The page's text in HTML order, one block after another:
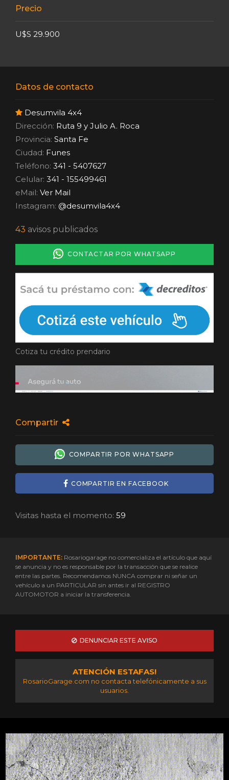
Precio
U$S 29.900
Datos de contacto
Desumvila 4x4
Dirección: Ruta 9 y Julio A. Roca
Provincia: Santa Fe
Ciudad: Funes
Teléfono: 341 - 5407627
Celular: 341 - 155499461
eMail: Ver Mail
Instagram: @desumvila4x4
43 avisos publicados
CONTACTAR POR WHATSAPP
Cotiza tu crédito prendario
Compartir
COMPARTIR POR WHATSAPP
COMPARTIR EN FACEBOOK
Visitas hasta el momento: 59
IMPORTANTE: Rosariogarage no comercializa el artículo que aquí
se anuncia y no es responsable por la transacción que se realice
entre las partes. Recomendamos NUNCA comprar ni señar un
vehículo a un PARTICULAR sin antes ir al REGISTRO
AUTOMOTOR a iniciar la transferencia.
DENUNCIAR ESTE AVISO
ATENCIÓN ESTAFAS!
RosarioGarage.com no contacta telefónicamente a sus
usuarios.